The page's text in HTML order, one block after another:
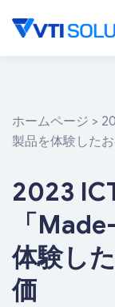
ホームページ >
製品を体験した
2023
「
体験し
価